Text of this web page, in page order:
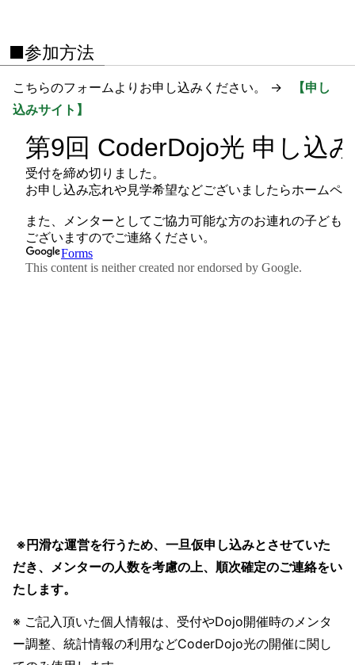
■参加方法
こちらのフォームよりお申し込みください。 →
【申し
込みサイト】
※円滑な運営を行うため、一旦仮申し込みとさせていた
だき、メンターの人数を考慮の上、順次確定のご連絡をい
たします。
※ ご記入頂いた個人情報は、受付やDojo開催時のメンタ
ー調整、統計情報の利用などCoderDojo光の開催に関し